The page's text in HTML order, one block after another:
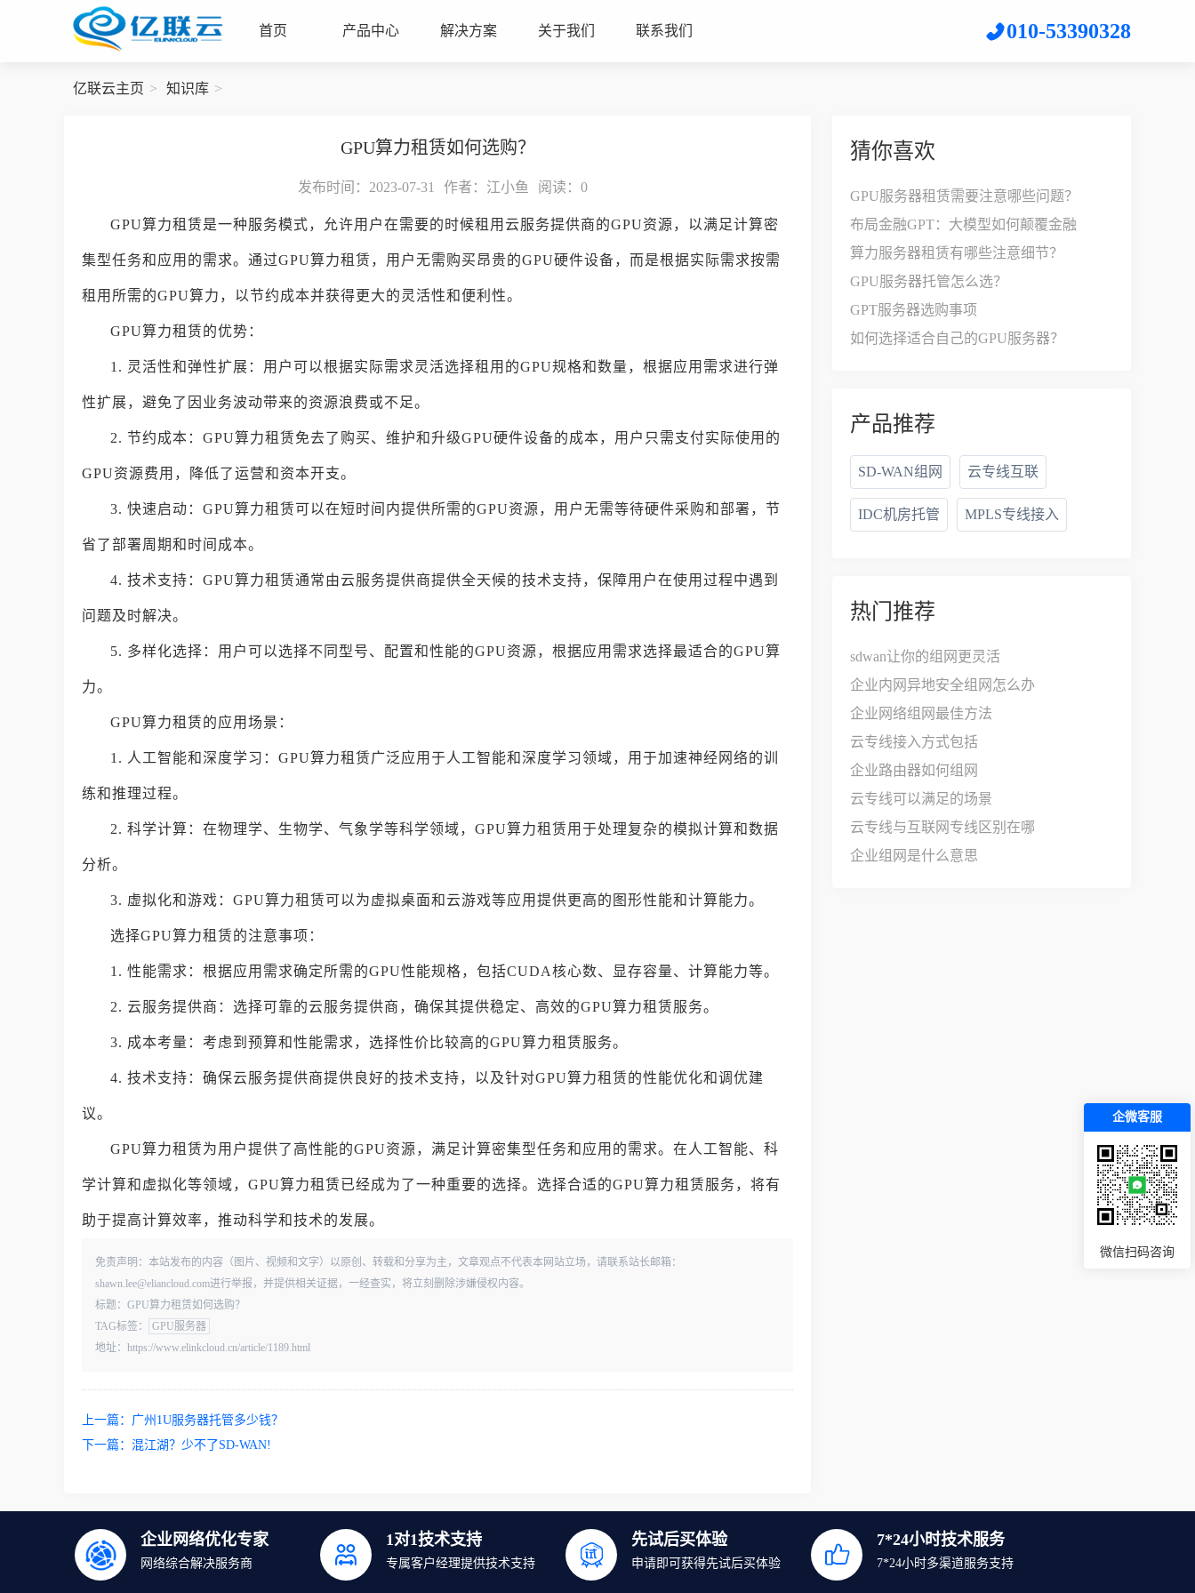
首页 产品中心 解决方案 关于我们 联系我们 010-53390328
亿联云主页 知识库
GPU算力租赁如何选购？
发布时间：2023-07-31 作者：江小鱼 阅读： 0
GPU算力租赁是一种服务模式，允许用户在需要的时候租用云服务提供商的GPU资源，以满足计算密
集型任务和应用的需求。通过GPU算力租赁，用户无需购买昂贵的GPU硬件设备，而是根据实际需求按需
租用所需的GPU算力，以节约成本并获得更大的灵活性和便利性。
GPU算力租赁的优势：
1. 灵活性和弹性扩展：用户可以根据实际需求灵活选择租用的GPU规格和数量，根据应用需求进行弹
性扩展，避免了因业务波动带来的资源浪费或不足。
2. 节约成本：GPU算力租赁免去了购买、维护和升级GPU硬件设备的成本，用户只需支付实际使用的
GPU资源费用，降低了运营和资本开支。
3. 快速启动：GPU算力租赁可以在短时间内提供所需的GPU资源，用户无需等待硬件采购和部署，节
省了部署周期和时间成本。
4. 技术支持：GPU算力租赁通常由云服务提供商提供全天候的技术支持，保障用户在使用过程中遇到
问题及时解决。
5. 多样化选择：用户可以选择不同型号、配置和性能的GPU资源，根据应用需求选择最适合的GPU算
力。
GPU算力租赁的应用场景：
1. 人工智能和深度学习：GPU算力租赁广泛应用于人工智能和深度学习领域，用于加速神经网络的训
练和推理过程。
2. 科学计算：在物理学、生物学、气象学等科学领域，GPU算力租赁用于处理复杂的模拟计算和数据
分析。
3. 虚拟化和游戏：GPU算力租赁可以为虚拟桌面和云游戏等应用提供更高的图形性能和计算能力。
选择GPU算力租赁的注意事项：
1. 性能需求：根据应用需求确定所需的GPU性能规格，包括CUDA核心数、显存容量、计算能力等。
2. 云服务提供商：选择可靠的云服务提供商，确保其提供稳定、高效的GPU算力租赁服务。
3. 成本考量：考虑到预算和性能需求，选择性价比较高的GPU算力租赁服务。
4. 技术支持：确保云服务提供商提供良好的技术支持，以及针对GPU算力租赁的性能优化和调优建
议。
GPU算力租赁为用户提供了高性能的GPU资源，满足计算密集型任务和应用的需求。在人工智能、科
学计算和虚拟化等领域，GPU算力租赁已经成为了一种重要的选择。选择合适的GPU算力租赁服务，将有
助于提高计算效率，推动科学和技术的发展。
免责声明：本站发布的内容（图片、视频和文字）以原创、转载和分享为主，文章观点不代表本网站立场，请联系站长邮箱：
shawn.lee@eliancloud.com进行举报，并提供相关证据，一经查实，将立刻删除涉嫌侵权内容。
标题：GPU算力租赁如何选购？
TAG标签：
GPU服务器
地址：https://www.elinkcloud.cn/article/1189.html
上一篇： 广州1U服务器托管多少钱？
下一篇： 混江湖？少不了SD-WAN!
猜你喜欢
GPU服务器租赁需要注意哪些问题？
布局金融GPT：大模型如何颠覆金融
算力服务器租赁有哪些注意细节？
GPU服务器托管怎么选？
GPT服务器选购事项
如何选择适合自己的GPU服务器？
产品推荐
SD-WAN组网 云专线互联
IDC机房托管 MPLS专线接入
热门推荐
sdwan让你的组网更灵活
企业内网异地安全组网怎么办
企业网络组网最佳方法
云专线接入方式包括
企业路由器如何组网
云专线可以满足的场景
云专线与互联网专线区别在哪
企业组网是什么意思
企业网络优化专家
网络综合解决服务商
1对1技术支持
专属客户经理提供技术支持
先试后买体验
申请即可获得先试后买体验
7*24小时技术服务
7*24小时多渠道服务支持
企微客服
微信扫码咨询